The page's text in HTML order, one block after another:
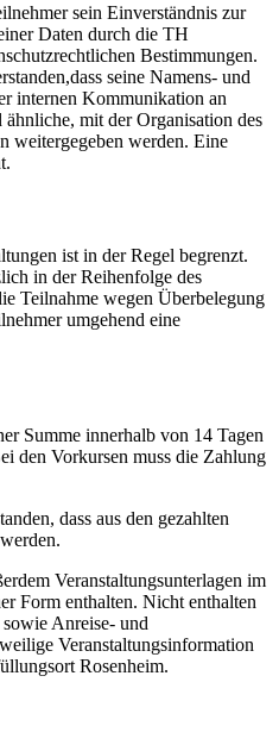
sein Einverständnis zur
Daten durch die TH
Bestimmungen.
seine Namens- und
internen Kommunikation an
mit der Organisation des
weitergegeben werden. Eine
ist in der Regel begrenzt.
in der Reihenfolge des
Teilnahme wegen Überbelegung
umgehend eine
Summe innerhalb von 14 Tagen
den Vorkursen muss die Zahlung
dass aus den gezahlten
Veranstaltungsunterlagen im
Form enthalten. Nicht enthalten
Anreise- und
Veranstaltungsinformation
Rosenheim.